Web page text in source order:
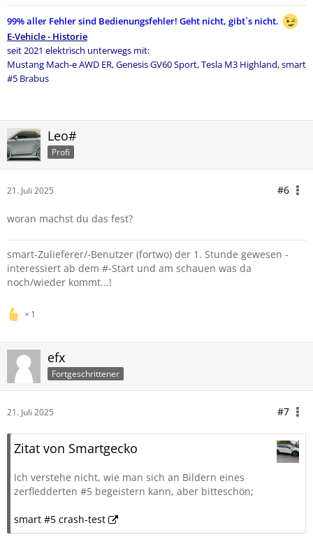
99% aller Fehler sind Bedienungsfehler! Geht nicht, gibt`s nicht.
E-Vehicle - Historie
seit 2021 elektrisch unterwegs mit:
Mustang Mach-e AWD ER,Genesis GV60 Sport, Tesla M3 Highland,smart
#5 Brabus
Leo#
Profi
21. Juli 2025 #6
woran machst du das fest?
smart-Zulieferer/-Benutzer (fortwo) der 1. Stunde gewesen -
interessiert ab dem #-Start und am schauen was da
noch/wieder kommt...!
1
efx
Fortgeschrittener
21. Juli 2025 #7
Zitat von Smartgecko
Ich verstehe nicht, wie man sich an Bildern eines
zerfledderten #5 begeistern kann, aber bitteschön;
smart #5 crash-test